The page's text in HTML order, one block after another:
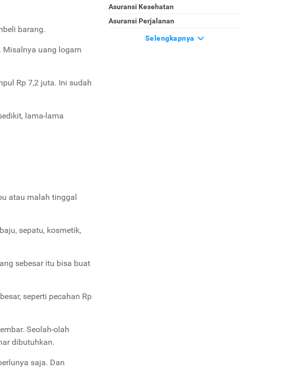
barang.
Misalnya uang logam
Rp 7,2 juta. Ini sudah
lama-lama
atau malah tinggal
sepatu, kosmetik,
sebesar itu bisa buat
seperti pecahan Rp
Seolah-olah
dibutuhkan.
saja. Dan
Asuransi Kesehatan
Asuransi Perjalanan
Selengkapnya